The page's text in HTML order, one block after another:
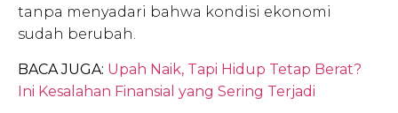
tanpa menyadari bahwa kondisi ekonomi
sudah berubah.
BACA JUGA: Upah Naik, Tapi Hidup Tetap Berat?
Ini Kesalahan Finansial yang Sering Terjadi